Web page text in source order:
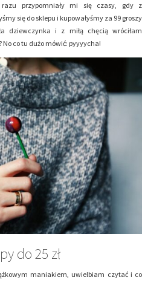
przypomniały mi się czasy, gdy z
się do sklepu i kupowałyśmy za 99 groszy
dziewczynka i z miłą chęcią wróciłam
co tu dużo mówić: pyyyycha!
do 25 zł
maniakiem, uwielbiam czytać i co